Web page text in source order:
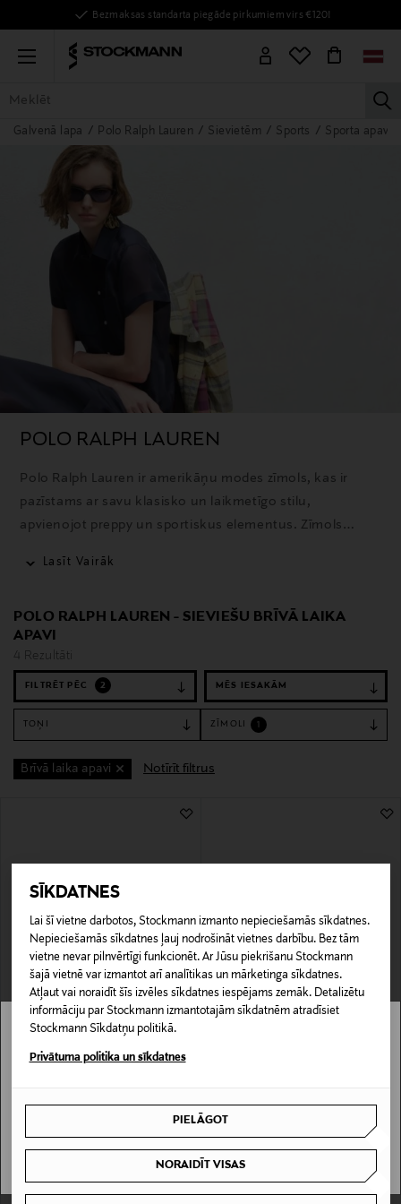
SĪKDATNES
Lai šī vietne darbotos, Stockmann izmanto nepieciešamās sīkdatnes.
Nepieciešamās sīkdatnes ļauj nodrošināt vietnes darbību. Bez tām
vietne nevar pilnvērtīgi funkcionēt. Ar Jūsu piekrišanu Stockmann
šajā vietnē var izmantot arī analītikas un mārketinga sīkdatnes.
Atļaut vai noraidīt šīs izvēles sīkdatnes iespējams zemāk. Detalizētu
informāciju par Stockmann izmantotajām sīkdatnēm atradīsiet
Stockmann Sīkdatņu politikā.
Privātuma politika un sīkdatnes
PIELĀGOT
NORAIDĪT VISAS
Bezmaksas standarta piegāde pirkumiem virs €120!
Menu
VISAS PRECES SIEVIETĒM VĪRIEŠIEM BĒRNIEM MĀJAI
Galvenā lapa Polo Ralph Lauren Sievietēm Sports Sporta apavi
POLO RALPH LAUREN
Polo Ralph Lauren ir amerikāņu modes zīmols, kas ir
pazīstams ar savu klasisko un laikmetīgo stilu,
apvienojot preppy un sportiskus elementus. Zīmols
Lasīt Vairāk
POLO RALPH LAUREN - SIEVIEŠU BRĪVĀ LAIKA
APAVI
4 Rezultāti
FILTRĒT PĒC 2
TOŅI ZĪMOLI
Brīvā laika apavi Notīrīt filtrus
KUPONA PRIEKŠROCĪBA
POLO RALPH LAUREN
Aera ādas sporta apavi
Original Price
135,00 €
KUPONA PRIEKŠROCĪBA
POLO RALPH LAUREN
Court Low ādas sporta apavi
Original Price
135,00 €
Stockmann nav pieejams tavā valstī.
I UNDERSTAND